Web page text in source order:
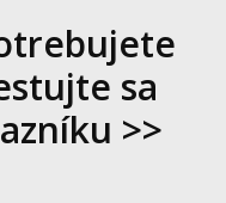
sa
>>